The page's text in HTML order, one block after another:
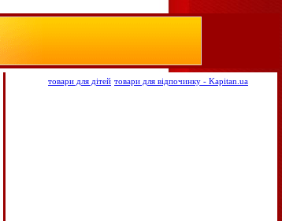
товари для дітей товари для відпочинку - Kapitan.ua